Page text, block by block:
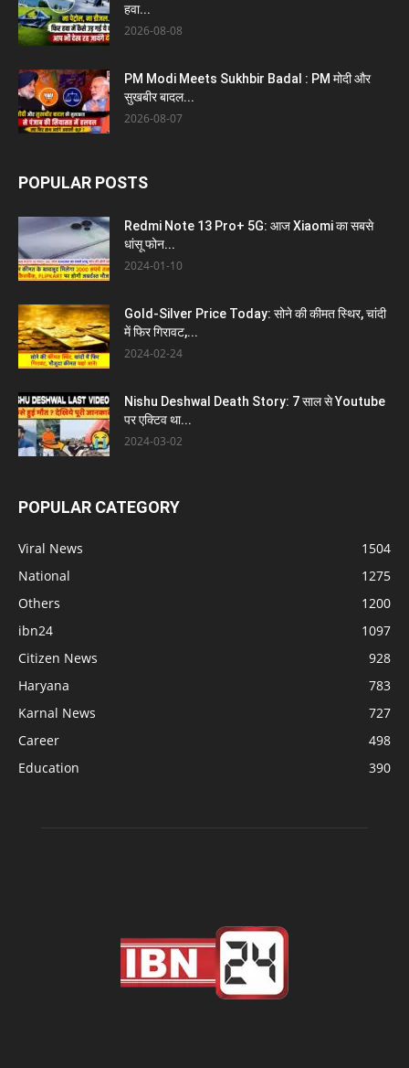
हवा...
2026-08-08
PM Modi Meets Sukhbir Badal : PM मोदी और
सुखबीर बादल...
2026-08-07
POPULAR POSTS
Redmi Note 13 Pro+ 5G: आज Xiaomi का सबसे
धांसू फोन...
2024-01-10
Gold-Silver Price Today: सोने की कीमत स्थिर, चांदी
में फिर गिरावट,...
2024-02-24
Nishu Deshwal Death Story: 7 साल से Youtube
पर एक्टिव था...
2024-03-02
POPULAR CATEGORY
Viral News
1504
National
1275
Others
1200
ibn24
1097
Citizen News
928
Haryana
783
Karnal News
727
Career
498
Education
390